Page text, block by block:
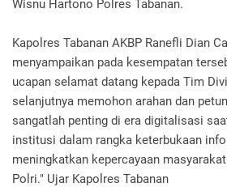
Wisnu Hartono Polres Tabanan.
Kapolres Tabanan AKBP Ranefli Dian
menyampaikan pada kesempatan
ucapan selamat datang kepada Tim
selanjutnya memohon arahan dan
sangatlah penting di era digitalisasi
institusi dalam rangka keterbukaan
meningkatkan kepercayaan
Polri." Ujar Kapolres Tabanan